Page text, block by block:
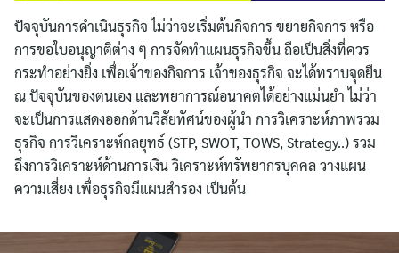
ปัจจุบันการดำเนินธุรกิจ ไม่ว่าจะเริ่มต้นกิจการ ขยายกิจการ หรือ
การขอใบอนุญาติต่าง ๆ การจัดทำแผนธุรกิจขึ้น ถือเป็นสิ่งที่ควร
กระทำอย่างยิ่ง เพื่อเจ้าของกิจการ เจ้าของธุรกิจ จะได้ทราบจุดยืน
ณ ปัจจุบันของตนเอง และพยาการณ์อนาคตได้อย่างแม่นยำ ไม่ว่า
จะเป็นการแสดงออกด้านวิสัยทัศน์ของผู้นำ การวิเคราะห์ภาพรวม
ธุรกิจ การวิเคราะห์กลยุทธ์ (STP, SWOT, TOWS, Strategy..) รวม
ถึงการวิเคราะห์ด้านการเงิน วิเคราะห์ทรัพยากรบุคคล วางแผน
ความเสี่ยง เพื่อธุรกิจมีแผนสำรอง เป็นต้น